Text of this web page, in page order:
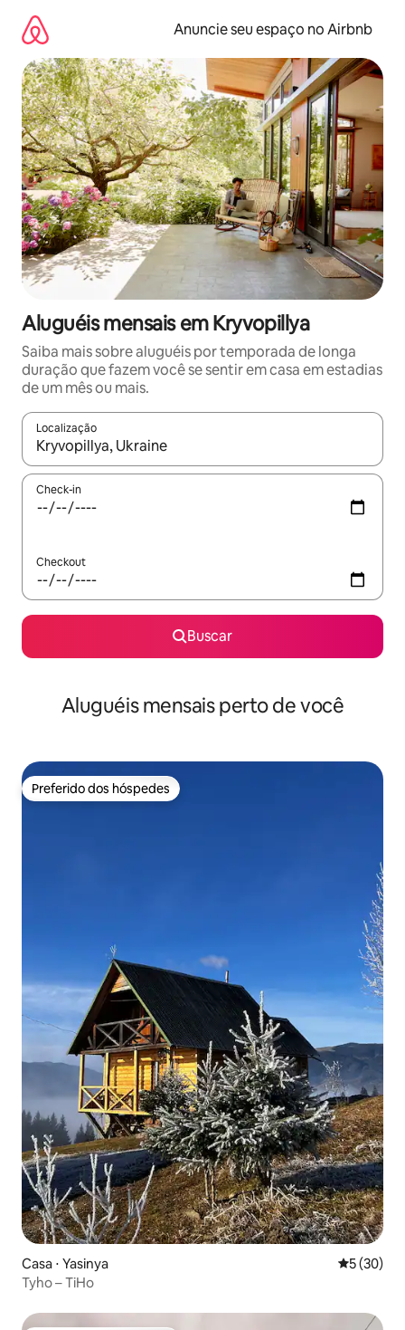
para
conteúdo
Anuncie seu espaço no Airbnb
Aluguéis mensais em Kryvopillya
Saiba mais sobre aluguéis por temporada de longa
duração que fazem você se sentir em casa em estadias
de um mês ou mais.
Localização
Quando os resultados estiverem disponíveis, explore-os
Check-in
Checkout
Buscar
Aluguéis mensais perto de você
Preferido dos hóspedes
Preferido dos hóspedes
Casa ⋅ Yasinya 5 de uma
5 (30)
Tyho – TiHo